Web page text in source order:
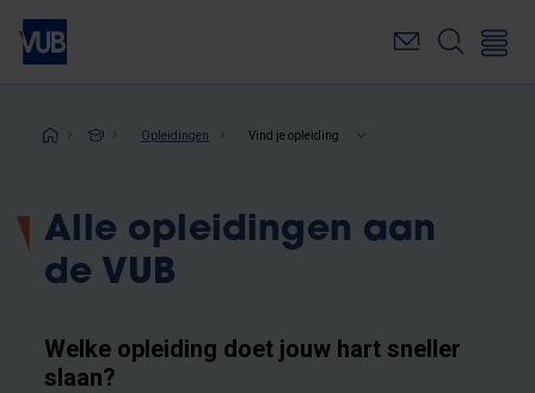
Overslaan
naar
inhoudKruimelpad
Opleidingen Vind je opleiding
Alle opleidingen aan
de VUB
Welke opleiding doet jouw hart sneller
slaan?